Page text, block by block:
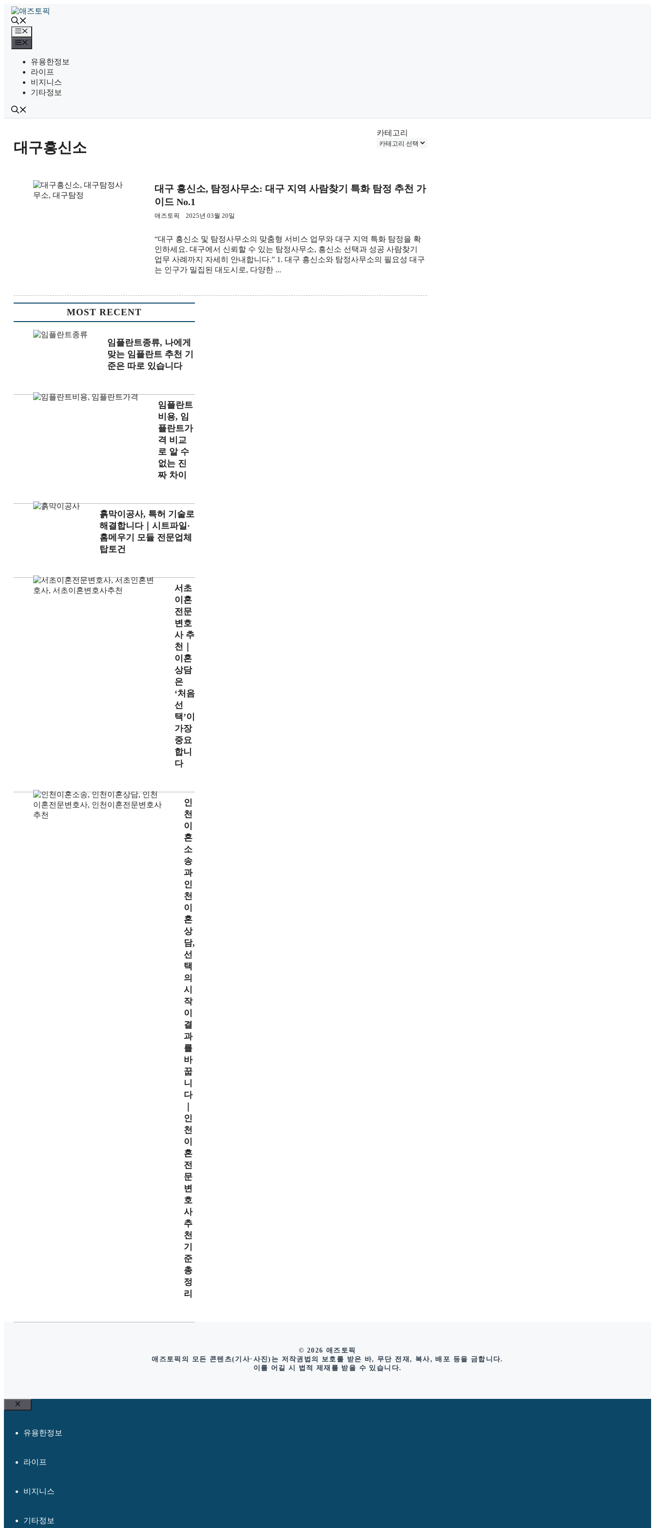
메
뉴
뉴
유용한정보
라이프
비지니스
기타정보
대구흥신소
카테고리
대구 흥신소, 탐정사무소: 대구 지역 사람찾기 특화 탐정 추천 가
이드 No.1
애즈토픽 2025년 03월 20일
“대구 흥신소 및 탐정사무소의 맞춤형 서비스 업무와 대구 지역 특화 탐정을 확
인하세요. 대구에서 신뢰할 수 있는 탐정사무소, 흥신소 선택과 성공 사람찾기
업무 사례까지 자세히 안내합니다.” 1. 대구 흥신소와 탐정사무소의 필요성 대구
는 인구가 밀집된 대도시로, 다양한 ...
MOST RECENT
임플란트종류, 나에게
맞는 임플란트 추천 기
준은 따로 있습니다
임플란트
비용, 임
플란트가
격 비교
로 알 수
없는 진
짜 차이
흙막이공사, 특허 기술로
해결합니다｜시트파일·
홈메우기 모듈 전문업체
탑토건
서초
이혼
전문
변호
사 추
천｜
이혼
상담
은
‘처음
선
택’이
가장
중요
합니
다
인
천
이
혼
소
송
과
인
천
이
혼
상
담,
선
택
의
시
작
이
결
과
를
바
꿉
니
다
인
천
이
혼
전
문
변
호
사
추
천
기
준
총
정
리
© 2026 애즈토픽
애즈토픽의 모든 콘텐츠(기사·사진)는 저작권법의 보호를 받은 바, 무단 전재, 복사, 배포 등을 금합니다.
이를 어길 시 법적 제재를 받을 수 있습니다.
Close
유용한정보
라이프
비지니스
기타정보